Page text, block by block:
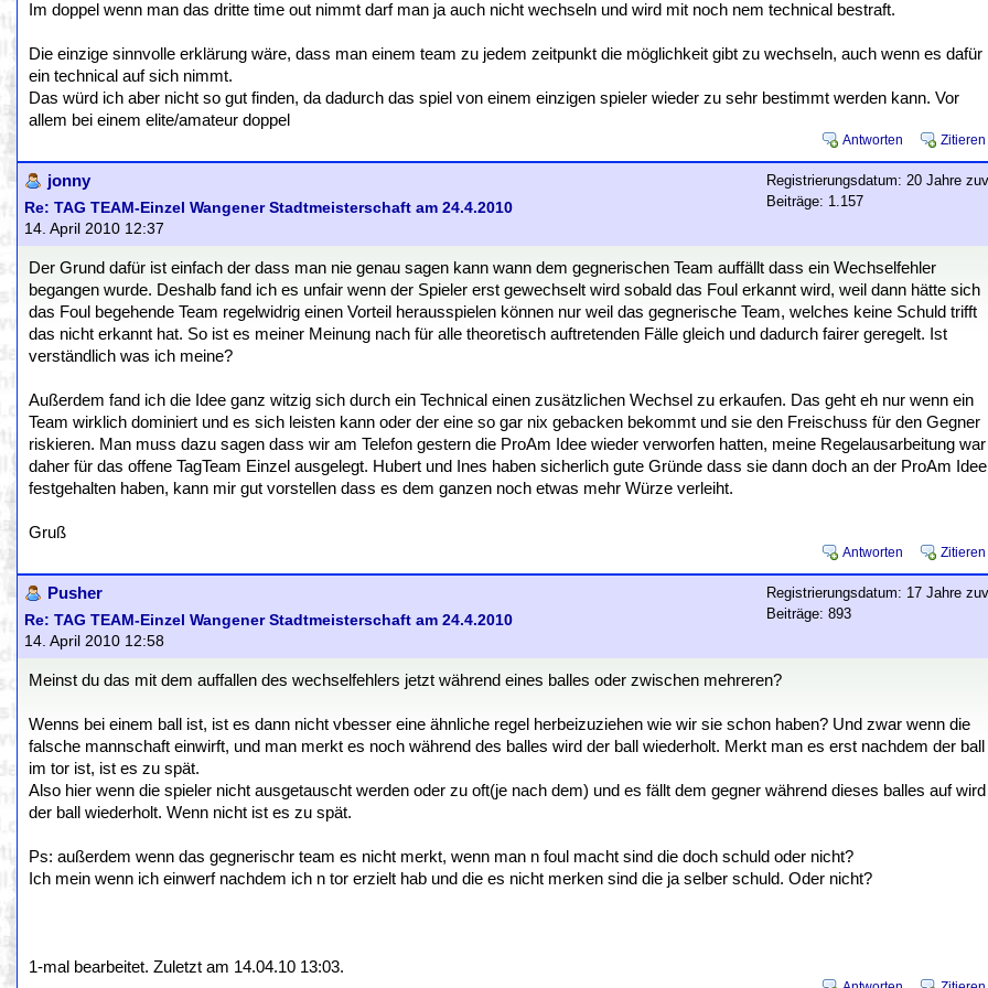
Im doppel wenn man das dritte time out nimmt darf man ja auch nicht wechseln und wird mit noch nem technical bestraft.
Die einzige sinnvolle erklärung wäre, dass man einem team zu jedem zeitpunkt die möglichkeit gibt zu wechseln, auch wenn es dafür
ein technical auf sich nimmt.
Das würd ich aber nicht so gut finden, da dadurch das spiel von einem einzigen spieler wieder zu sehr bestimmt werden kann. Vor
allem bei einem elite/amateur doppel
Antworten Zitieren
jonny
Re: TAG TEAM-Einzel Wangener Stadtmeisterschaft am 24.4.2010
14. April 2010 12:37
Registrierungsdatum: 20 Jahre
Beiträge: 1.157
Der Grund dafür ist einfach der dass man nie genau sagen kann wann dem gegnerischen Team auffällt dass ein Wechselfehler
begangen wurde. Deshalb fand ich es unfair wenn der Spieler erst gewechselt wird sobald das Foul erkannt wird, weil dann hätte sich
das Foul begehende Team regelwidrig einen Vorteil herausspielen können nur weil das gegnerische Team, welches keine Schuld trifft
das nicht erkannt hat. So ist es meiner Meinung nach für alle theoretisch auftretenden Fälle gleich und dadurch fairer geregelt. Ist
verständlich was ich meine?
Außerdem fand ich die Idee ganz witzig sich durch ein Technical einen zusätzlichen Wechsel zu erkaufen. Das geht eh nur wenn ein
Team wirklich dominiert und es sich leisten kann oder der eine so gar nix gebacken bekommt und sie den Freischuss für den Gegner
riskieren. Man muss dazu sagen dass wir am Telefon gestern die ProAm Idee wieder verworfen hatten, meine Regelausarbeitung war
daher für das offene TagTeam Einzel ausgelegt. Hubert und Ines haben sicherlich gute Gründe dass sie dann doch an der ProAm Idee
festgehalten haben, kann mir gut vorstellen dass es dem ganzen noch etwas mehr Würze verleiht.
Gruß
Antworten Zitieren
Pusher
Re: TAG TEAM-Einzel Wangener Stadtmeisterschaft am 24.4.2010
14. April 2010 12:58
Registrierungsdatum: 17 Jahre
Beiträge: 893
Meinst du das mit dem auffallen des wechselfehlers jetzt während eines balles oder zwischen mehreren?
Wenns bei einem ball ist, ist es dann nicht vbesser eine ähnliche regel herbeizuziehen wie wir sie schon haben? Und zwar wenn die
falsche mannschaft einwirft, und man merkt es noch während des balles wird der ball wiederholt. Merkt man es erst nachdem der ball
im tor ist, ist es zu spät.
Also hier wenn die spieler nicht ausgetauscht werden oder zu oft(je nach dem) und es fällt dem gegner während dieses balles auf wird
der ball wiederholt. Wenn nicht ist es zu spät.
Ps: außerdem wenn das gegnerischr team es nicht merkt, wenn man n foul macht sind die doch schuld oder nicht?
Ich mein wenn ich einwerf nachdem ich n tor erzielt hab und die es nicht merken sind die ja selber schuld. Oder nicht?
1-mal bearbeitet. Zuletzt am 14.04.10 13:03.